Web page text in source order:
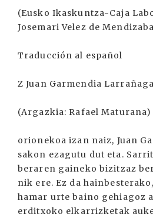
(Eusko Ikaskuntza-Caja
Josemari Velez de
Traducción al español
Z Juan Garmendia
(Argazkia: Rafael Maturana)
orionekoa izan naiz, Juan
sakon ezagutu dut eta.
beraren gaineko bizitzaz
nik ere. Ez da
hamar urte baino gehiagoz
erditxoko elkarrizketak